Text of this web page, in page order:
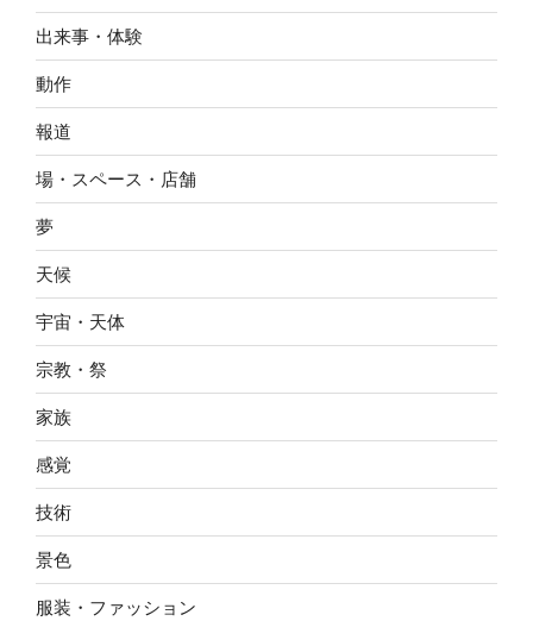
出来事・体験
動作
報道
場・スペース・店舗
夢
天候
宇宙・天体
宗教・祭
家族
感覚
技術
景色
服装・ファッション